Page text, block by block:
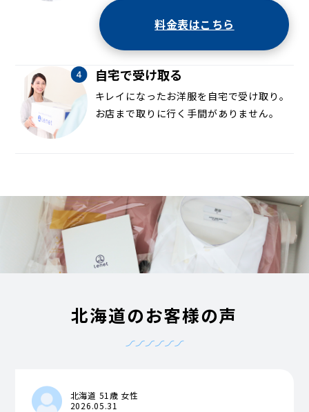
料金表はこちら
自宅で受け取る
キレイになったお洋服を自宅で受け取り。
お店まで取りに行く手間がありません。
北海道のお客様の声
北海道 51歳 女性
2026.05.31